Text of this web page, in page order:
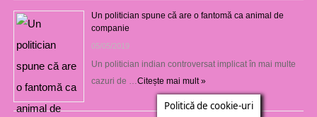
Un politician spune că are o fantomă ca animal de
companie
05/05/2019
Un politician indian controversat implicat în mai multe
cazuri de … Citește mai mult »
Politică de cookie-uri